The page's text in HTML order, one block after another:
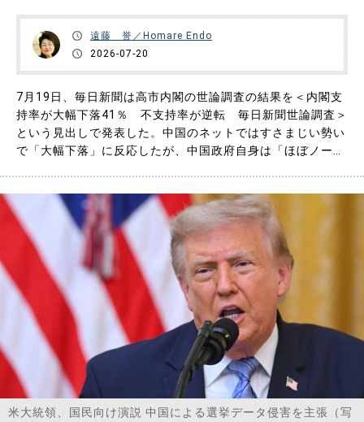
遠藤 誉／Homare Endo
2026-07-20
7月19日、毎日新聞は高市内閣の世論調査の結果を＜内閣支
持率が大幅下落41％ 不支持率が逆転 毎日新聞世論調査＞
という見出しで発表した。中国のネットではすさまじい勢い
で「大幅下落」に反応したが、中国政府自身は「ほぼノーコ
中国政府は、何を考えているのかを考察してみた。 ◆毎日
新聞の世論調査 女……
米大統領、国民向け演説 中国による選挙データ侵害を主張（写